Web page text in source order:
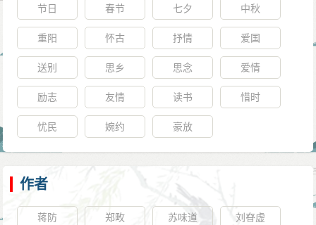
节日 春节 七夕 中秋
重阳 怀古 抒情 爱国
送别 思乡 思念 爱情
励志 友情 读书 惜时
忧民 婉约 豪放
作者
蒋防 郑畋 苏味道 刘昚虚